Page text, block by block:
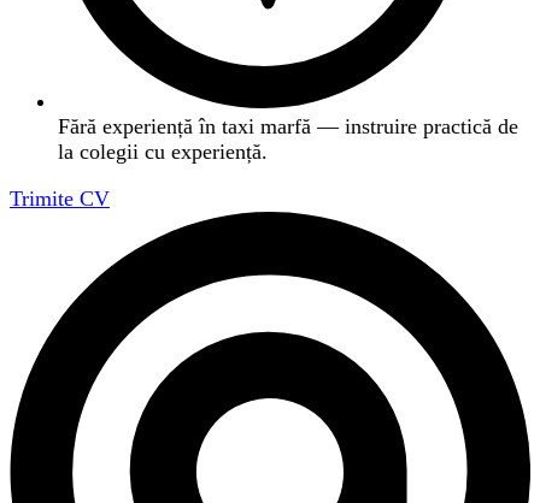
Fără experiență în taxi marfă — instruire practică de
la colegii cu experiență.
Trimite CV